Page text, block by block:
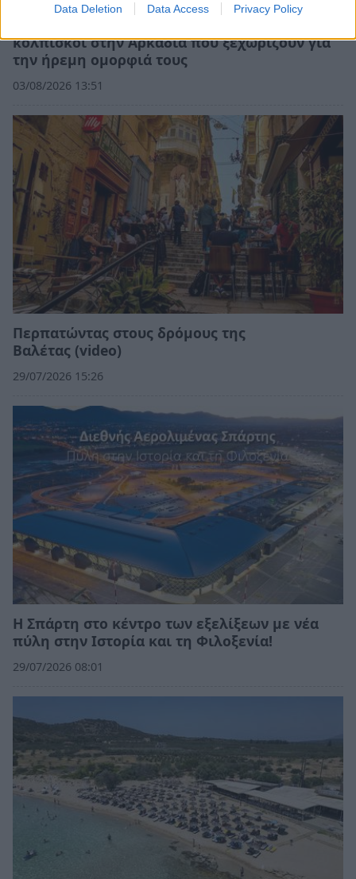
Data Deletion Data Access Privacy Policy
κολπίσκοι στην Αρκαδία που ξεχωρίζουν για
την ήρεμη ομορφιά τους
03/08/2026 13:51
Περπατώντας στους δρόμους της
Βαλέτας (video)
29/07/2026 15:26
Η Σπάρτη στο κέντρο των εξελίξεων με νέα
πύλη στην Ιστορία και τη Φιλοξενία!
29/07/2026 08:01